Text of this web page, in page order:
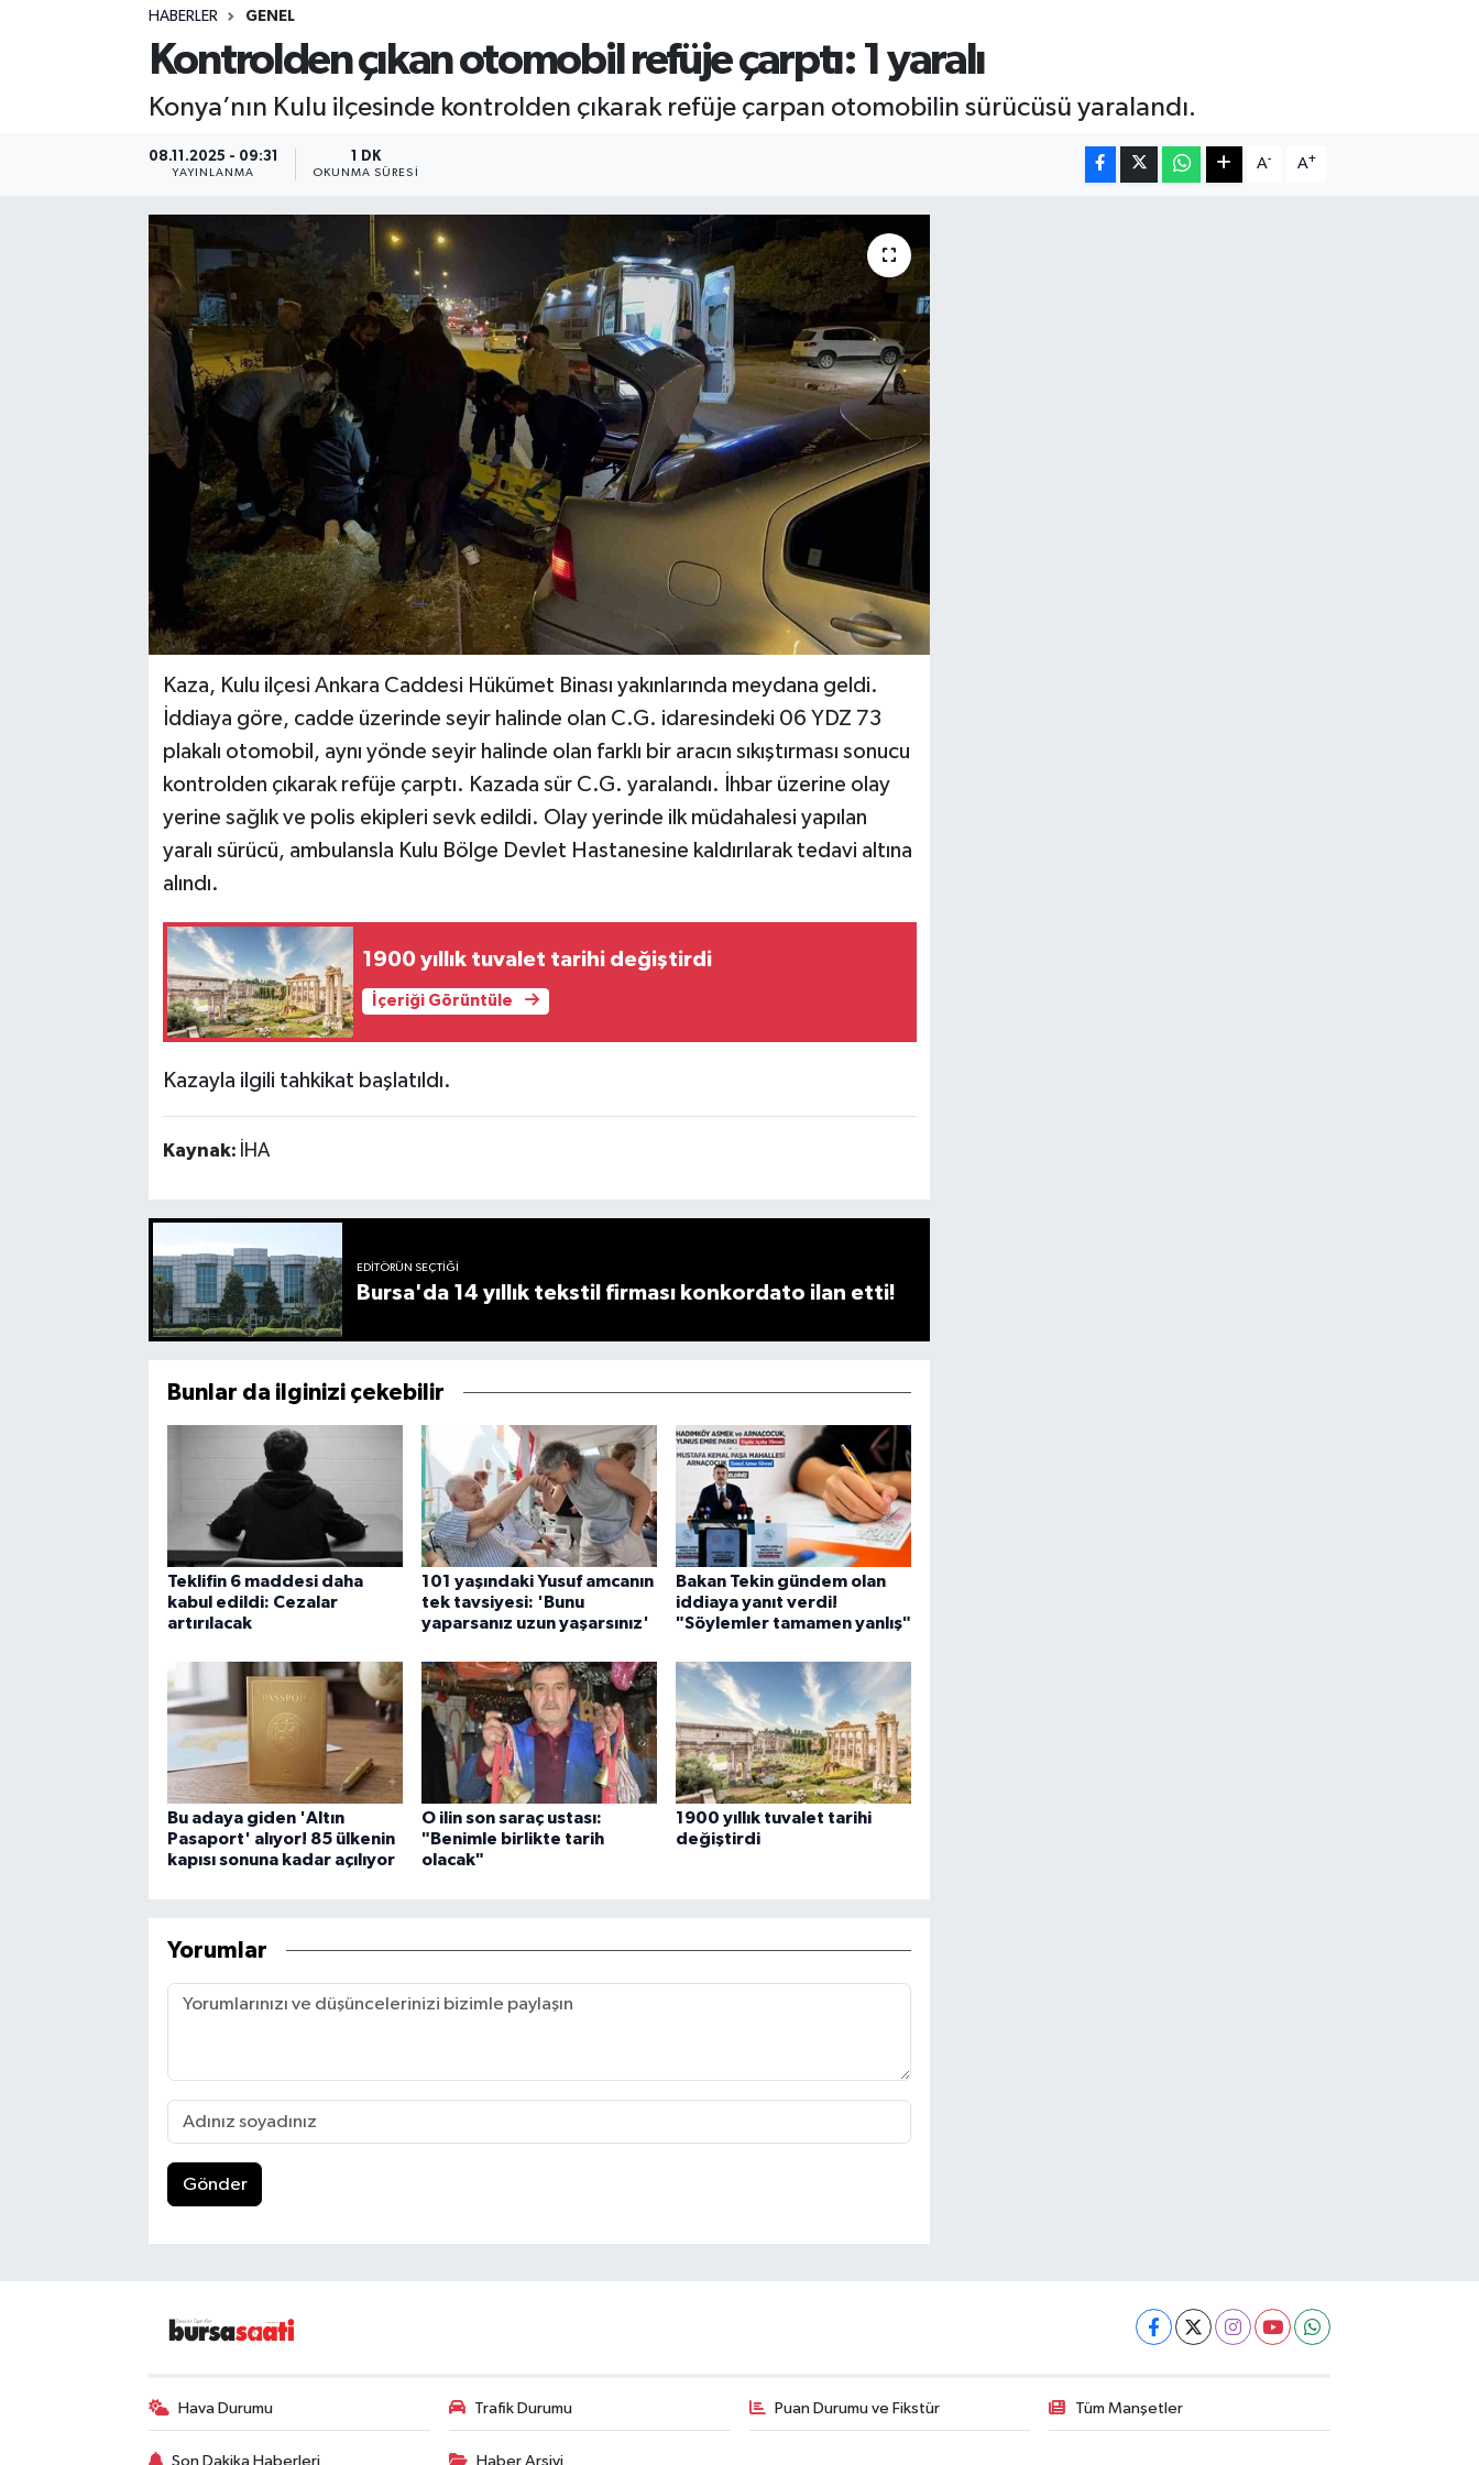
HABERLER GENEL
Kontrolden çıkan otomobil refüje çarptı: 1 yaralı
Konya’nın Kulu ilçesinde kontrolden çıkarak refüje çarpan otomobilin sürücüsü yaralandı.
08.11.2025 - 09:31
YAYINLANMA
1 DK
OKUNMA SÜRESI
A- A+
Kaza, Kulu ilçesi Ankara Caddesi Hükümet Binası yakınlarında meydana geldi.
İddiaya göre, cadde üzerinde seyir halinde olan C.G. idaresindeki 06 YDZ 73
plakalı otomobil, aynı yönde seyir halinde olan farklı bir aracın sıkıştırması sonucu
kontrolden çıkarak refüje çarptı. Kazada sür C.G. yaralandı. İhbar üzerine olay
yerine sağlık ve polis ekipleri sevk edildi. Olay yerinde ilk müdahalesi yapılan
yaralı sürücü, ambulansla Kulu Bölge Devlet Hastanesine kaldırılarak tedavi altına
alındı.
1900 yıllık tuvalet tarihi değiştirdi
İçeriği Görüntüle
Kazayla ilgili tahkikat başlatıldı.
Kaynak: İHA
EDITÖRÜN SEÇTIĞI
Bursa'da 14 yıllık tekstil firması konkordato ilan etti!
Bunlar da ilginizi çekebilir
Teklifin 6 maddesi daha
kabul edildi: Cezalar
artırılacak
101 yaşındaki Yusuf amcanın
tek tavsiyesi: 'Bunu
yaparsanız uzun yaşarsınız'
Bakan Tekin gündem olan
iddiaya yanıt verdi!
"Söylemler tamamen yanlış"
Bu adaya giden 'Altın
Pasaport' alıyor! 85 ülkenin
kapısı sonuna kadar açılıyor
O ilin son saraç ustası:
"Benimle birlikte tarih
olacak"
1900 yıllık tuvalet tarihi
değiştirdi
Yorumlar
Gönder
Hava Durumu Trafik Durumu Puan Durumu ve Fikstür Tüm Manşetler
Son Dakika Haberleri Haber Arşivi